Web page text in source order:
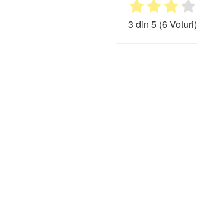
3 din 5 (6 Voturi)